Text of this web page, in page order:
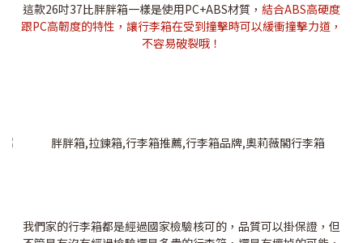
這款26吋37比胖胖箱一樣是使用PC+ABS材質， 結合ABS高硬度
跟PC高韌度的特性，讓行李箱在受到撞擊時可以緩衝撞擊力道，
不容易破裂哦！
我們家的行李箱都是經過國家檢驗核可的，品質可以掛保證，但